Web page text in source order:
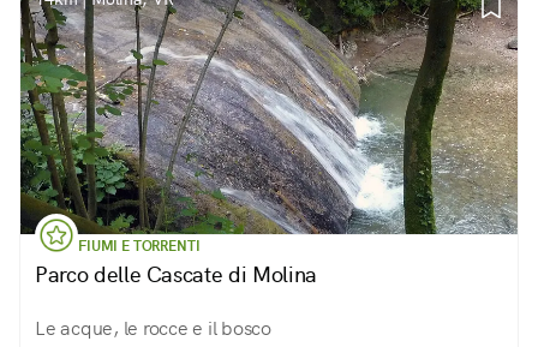
FIUMI E TORRENTI
Parco delle Cascate di Molina
Le acque, le rocce e il bosco